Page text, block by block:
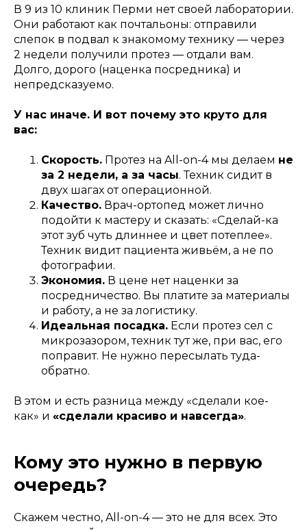
В 9 из 10 клиник Перми нет своей лаборатории.
Они работают как почтальоны: отправили
слепок в подвал к знакомому технику — через
2 недели получили протез — отдали вам.
Долго, дорого (наценка посредника) и
непредсказуемо.
У нас иначе. И вот почему это круто для
вас:
Скорость. Протез на All-on-4 мы делаем не
за 2 недели, а за часы. Техник сидит в
двух шагах от операционной.
Качество. Врач-ортопед может лично
подойти к мастеру и сказать: «Сделай-ка
этот зуб чуть длиннее и цвет потеплее».
Техник видит пациента живьём, а не по
фотографии.
Экономия. В цене нет наценки за
посредничество. Вы платите за материалы
и работу, а не за логистику.
Идеальная посадка. Если протез сел с
микрозазором, техник тут же, при вас, его
поправит. Не нужно пересылать туда-
обратно.
В этом и есть разница между «сделали кое-
как» и «сделали красиво и навсегда».
Кому это нужно в первую
очередь?
Скажем честно, All-on-4 — это не для всех. Это